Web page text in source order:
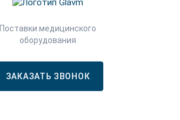
Поставки медицинского
оборудования
ЗАКАЗАТЬ ЗВОНОК